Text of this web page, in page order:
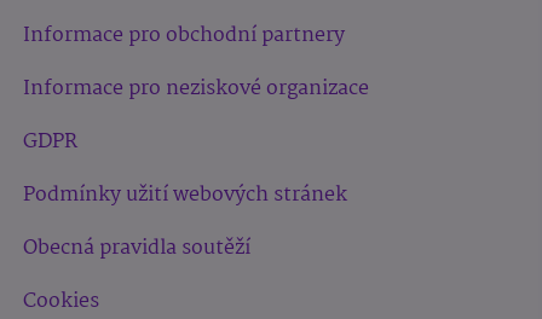
Informace pro obchodní partnery
Informace pro neziskové organizace
GDPR
Podmínky užití webových stránek
Obecná pravidla soutěží
Cookies